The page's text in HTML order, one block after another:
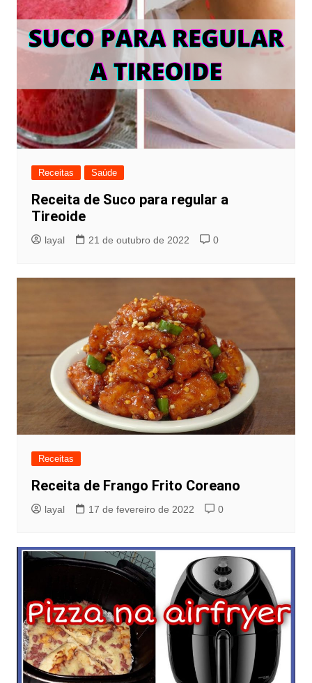
Receitas Saúde
Receita de Suco para regular a
Tireoide
layal 21 de outubro de 2022 0
Receitas
Receita de Frango Frito Coreano
layal 17 de fevereiro de 2022 0